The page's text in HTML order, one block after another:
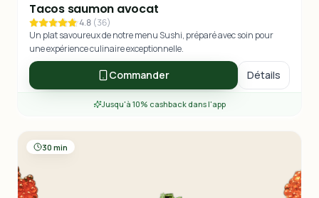
Tacos saumon avocat
4.8 (36)
Un plat savoureux de notre menu Sushi, préparé avec soin pour
une expérience culinaire exceptionnelle.
Commander Détails
Jusqu'à 10% cashback dans l'app
30 min